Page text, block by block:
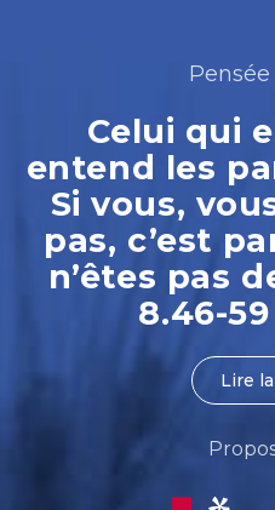
Celui qui
entend les
Si vous,
pas, c’est
n’êtes pas
8.46-
Lire